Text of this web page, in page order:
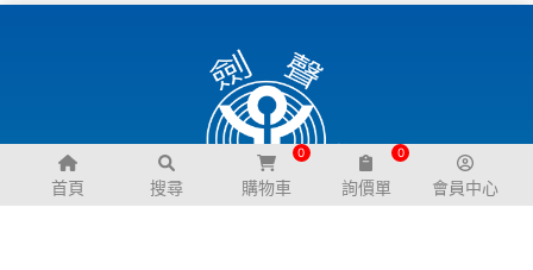
首頁 搜尋 購物車
0
詢價單
0
會員中心